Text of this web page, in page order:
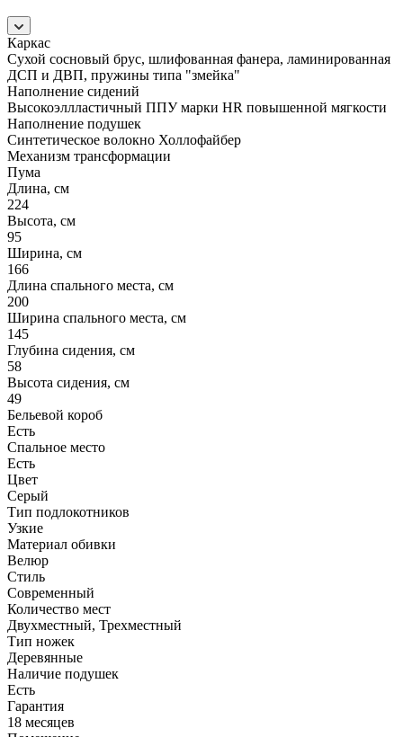
Каркас
Сухой сосновый брус, шлифованная фанера, ламинированная
ДСП и ДВП, пружины типа "змейка"
Наполнение сидений
Высокоэллластичный ППУ марки HR повышенной мягкости
Наполнение подушек
Cинтетическое волокно Холлофайбер
Механизм трансформации
Пума
Длина, см
224
Высота, см
95
Ширина, см
166
Длина спального места, см
200
Ширина спального места, см
145
Глубина сидения, см
58
Высота сидения, см
49
Бельевой короб
Есть
Спальное место
Есть
Цвет
Серый
Тип подлокотников
Узкие
Материал обивки
Велюр
Стиль
Современный
Количество мест
Двухместный, Трехместный
Тип ножек
Деревянные
Наличие подушек
Есть
Гарантия
18 месяцев